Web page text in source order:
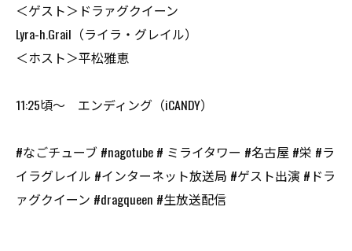
＜ゲスト＞ドラァグクイーン
Lyra-h.Grail（ライラ・グレイル）
＜ホスト＞平松雅恵
11:25頃～ エンディング（iCANDY）
#なごチューブ #nagotube # ミライタワー #名古屋 #栄 #ラ
イラグレイル #インターネット放送局 #ゲスト出演 #ドラ
ァグクイーン #dragqueen #生放送配信